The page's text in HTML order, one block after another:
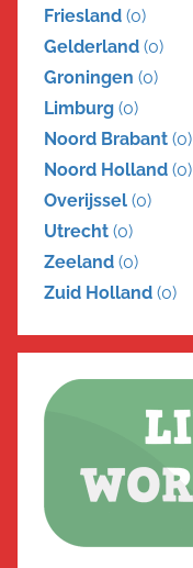
Friesland (0)
Gelderland (0)
Groningen (0)
Limburg (0)
Noord Brabant (0)
Noord Holland (0)
Overijssel (0)
Utrecht (0)
Zeeland (0)
Zuid Holland (0)